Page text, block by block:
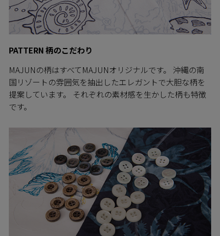
PATTERN 柄のこだわり
MAJUNの柄はすべてMAJUNオリジナルです。 沖縄の南
国リゾートの雰囲気を抽出したエレガントで大胆な柄を
提案しています。 それぞれの素材感を生かした柄も特徴
です。